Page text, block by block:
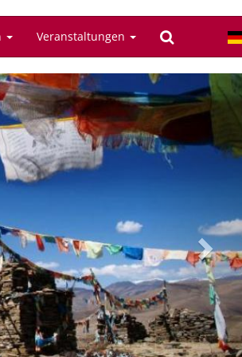
Veranstaltungen
Next